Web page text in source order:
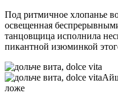
Под ритмичное хлопанье
освещенная
танцовщица исполнила
пикантной изюминкой
ложе